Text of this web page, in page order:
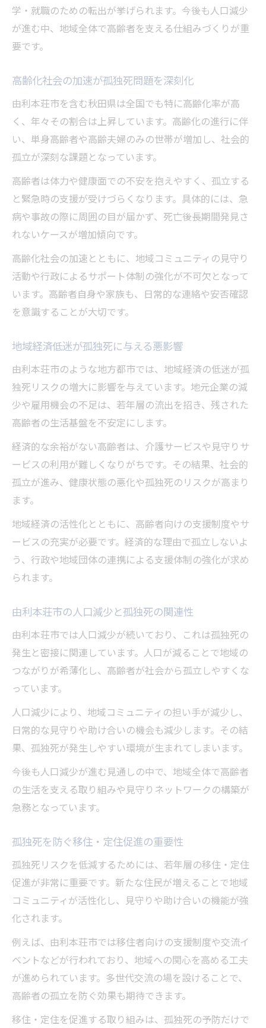
学・就職のための転出が挙げられます。今後も人口減少
が進む中、地域全体で高齢者を支える仕組みづくりが重
要です。
高齢化社会の加速が孤独死問題を深刻化
由利本荘市を含む秋田県は全国でも特に高齢化率が高
く、年々その割合は上昇しています。高齢化の進行に伴
い、単身高齢者や高齢夫婦のみの世帯が増加し、社会的
孤立が深刻な課題となっています。
高齢者は体力や健康面での不安を抱えやすく、孤立する
と緊急時の支援が受けづらくなります。具体的には、急
病や事故の際に周囲の目が届かず、死亡後長期間発見さ
れないケースが増加傾向です。
高齢化社会の加速とともに、地域コミュニティの見守り
活動や行政によるサポート体制の強化が不可欠となって
います。高齢者自身や家族も、日常的な連絡や安否確認
を意識することが大切です。
地域経済低迷が孤独死に与える悪影響
由利本荘市のような地方都市では、地域経済の低迷が孤
独死リスクの増大に影響を与えています。地元企業の減
少や雇用機会の不足は、若年層の流出を招き、残された
高齢者の生活基盤を不安定にします。
経済的な余裕がない高齢者は、介護サービスや見守りサ
ービスの利用が難しくなりがちです。その結果、社会的
孤立が進み、健康状態の悪化や孤独死のリスクが高まり
ます。
地域経済の活性化とともに、高齢者向けの支援制度やサ
ービスの充実が必要です。経済的な理由で孤立しないよ
う、行政や地域団体の連携による支援体制の強化が求め
られます。
由利本荘市の人口減少と孤独死の関連性
由利本荘市では人口減少が続いており、これは孤独死の
発生と密接に関連しています。人口が減ることで地域の
つながりが希薄化し、高齢者が社会から孤立しやすくな
っています。
人口減少により、地域コミュニティの担い手が減少し、
日常的な見守りや助け合いの機会も減少します。その結
果、孤独死が発生しやすい環境が生まれてしまいます。
今後も人口減少が進む見通しの中で、地域全体で高齢者
の生活を支える取り組みや見守りネットワークの構築が
急務となっています。
孤独死を防ぐ移住・定住促進の重要性
孤独死リスクを低減するためには、若年層の移住・定住
促進が非常に重要です。新たな住民が増えることで地域
コミュニティが活性化し、見守りや助け合いの機能が強
化されます。
例えば、由利本荘市では移住者向けの支援制度や交流イ
ベントなどが行われており、地域への関心を高める工夫
が進められています。多世代交流の場を設けることで、
高齢者の孤立を防ぐ効果も期待できます。
移住・定住を促進する取り組みは、孤独死の予防だけで